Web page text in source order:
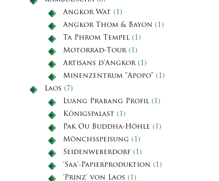
Angkor Wat (1)
Angkor Thom & Bayon (1)
Ta Phrom Tempel (1)
Motorrad-Tour(1)
Artisans d'Angkor(1)
Minenzentrum "Apopo" (1)
Laos (7)
Luang Prabang Profil (1)
Königspalast (1)
Pak Ou Buddha-Höhle (1)
Mönchsspeisung (1)
Seidenweberdorf (1)
'Saa'-Papierproduktion (1)
'Prinz' von Laos (1)